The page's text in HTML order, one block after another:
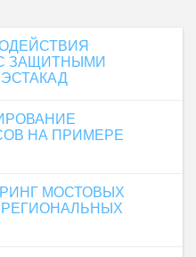
ЗАЩИТНЫМИ
НА ПРИМЕРЕ
МОСТОВЫХ